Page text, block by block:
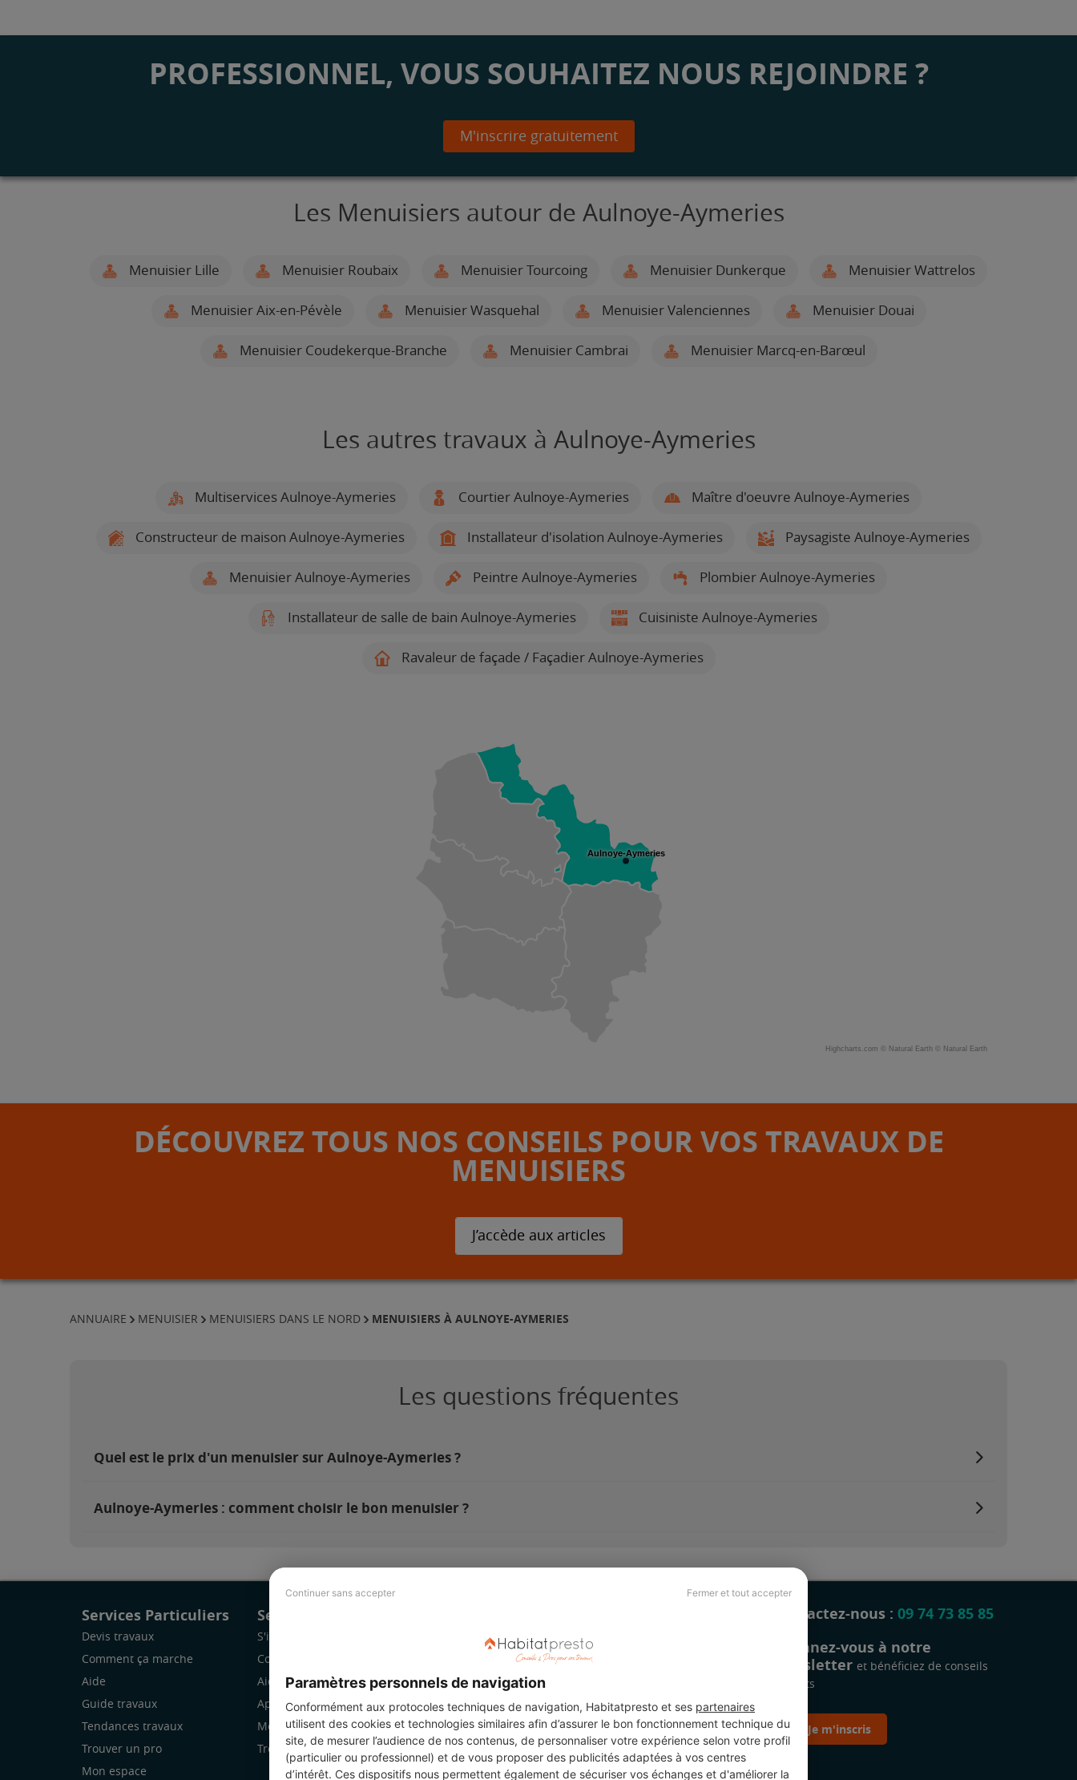
Continuer sans accepter Fermer et tout accepter
Paramètres personnels de navigation
Conformément aux protocoles techniques de navigation, Habitatpresto et ses partenaires
utilisent des cookies et technologies similaires afin d’assurer le bon fonctionnement technique du
site, de mesurer l’audience de nos contenus, de personnaliser votre expérience selon votre profil
(particulier ou professionnel) et de vous proposer des publicités adaptées à vos centres
d’intérêt. Ces dispositifs nous permettent également de sécuriser vos échanges et d'améliorer la
PROFESSIONNEL, VOUS SOUHAITEZ NOUS REJOINDRE ?
M'inscrire gratuitement
Les Menuisiers autour de Aulnoye-Aymeries
Menuisier Lille Menuisier Roubaix Menuisier Tourcoing Menuisier Dunkerque Menuisier Wattrelos
Menuisier Aix-en-Pévèle Menuisier Wasquehal Menuisier Valenciennes Menuisier Douai
Menuisier Coudekerque-Branche Menuisier Cambrai Menuisier Marcq-en-Barœul
Les autres travaux à Aulnoye-Aymeries
Multiservices Aulnoye-Aymeries Courtier Aulnoye-Aymeries Maître d'oeuvre Aulnoye-Aymeries
Constructeur de maison Aulnoye-Aymeries Installateur d'isolation Aulnoye-Aymeries Paysagiste Aulnoye-Aymeries
Menuisier Aulnoye-Aymeries Peintre Aulnoye-Aymeries Plombier Aulnoye-Aymeries
Installateur de salle de bain Aulnoye-Aymeries Cuisiniste Aulnoye-Aymeries
Ravaleur de façade / Façadier Aulnoye-Aymeries
Aulnoye-Aymeries
Highcharts.com © Natural Earth © Natural Earth
DÉCOUVREZ TOUS NOS CONSEILS POUR VOS TRAVAUX DE
MENUISIERS
J’accède aux articles
ANNUAIRE MENUISIER MENUISIERS DANS LE NORD MENUISIERS À AULNOYE-AYMERIES
Les questions fréquentes
Quel est le prix d'un menuisier sur Aulnoye-Aymeries ?
Aulnoye-Aymeries : comment choisir le bon menuisier ?
Services Particuliers
Devis travaux
Comment ça marche
Aide
Guide travaux
Tendances travaux
Trouver un pro
Mon espace
Services Pro
S'inscrire
Comment ça marche
Aide
Application Mobile
Mon espace
Trouver des chantiers
Revue de presse
Légal
Charte cookies
Contactez-nous : 09 74 73 85 85
Abonnez-vous à notre
newsletter et bénéficiez de conseils
gratuits
Je m'inscris